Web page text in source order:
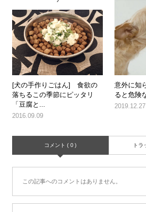
[犬の手作りごはん] 食欲の
落ちるこの季節にピッタリ
「豆腐と...
2016.09.09
意外に知
ると危険
2019.12.27
コメント ( 0 ) トラ
この記事へのコメントはありません。